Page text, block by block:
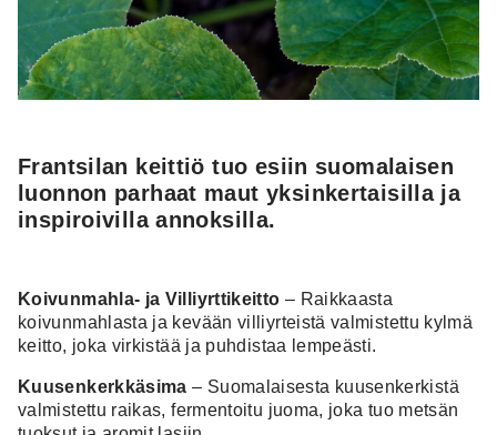
Frantsilan keittiö tuo esiin suomalaisen
luonnon parhaat maut yksinkertaisilla ja
inspiroivilla annoksilla.
Koivunmahla- ja Villiyrttikeitto – Raikkaasta
koivunmahlasta ja kevään villiyrteistä valmistettu kylmä
keitto, joka virkistää ja puhdistaa lempeästi.
Kuusenkerkkäsima – Suomalaisesta kuusenkerkistä
valmistettu raikas, fermentoitu juoma, joka tuo metsän